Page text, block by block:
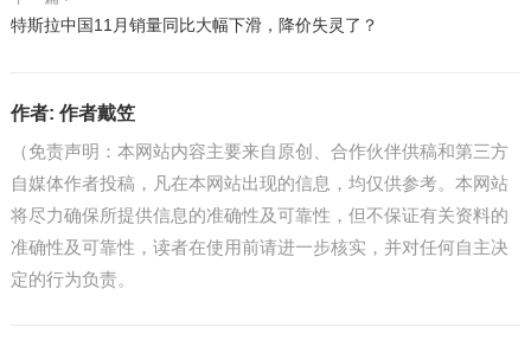
特斯拉中国11月销量同比大幅下滑，降价失灵了？
作者: 作者戴笠
（免责声明：本网站内容主要来自原创、合作伙伴供稿和第三方
自媒体作者投稿，凡在本网站出现的信息，均仅供参考。本网站
将尽力确保所提供信息的准确性及可靠性，但不保证有关资料的
准确性及可靠性，读者在使用前请进一步核实，并对任何自主决
定的行为负责。